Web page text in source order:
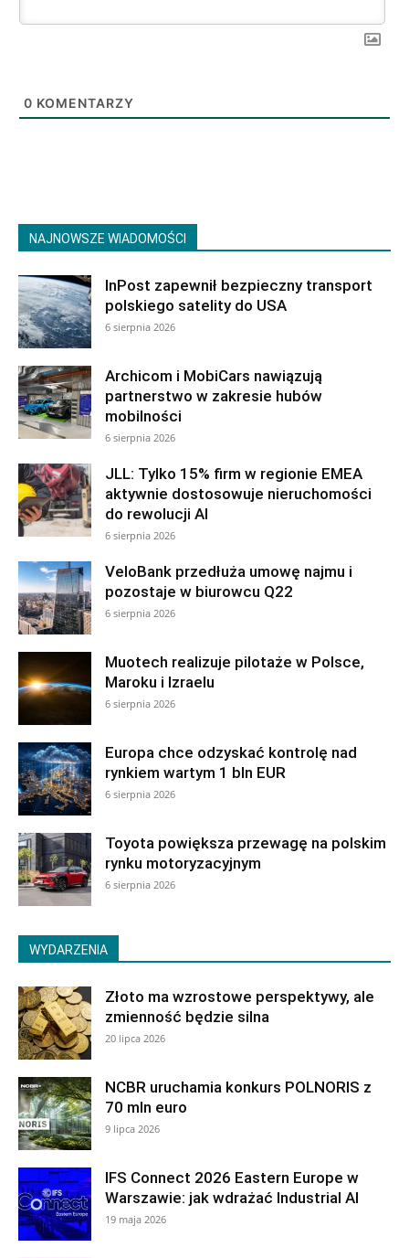
0 KOMENTARZY
NAJNOWSZE WIADOMOŚCI
InPost zapewnił bezpieczny transport
polskiego satelity do USA
6 sierpnia 2026
Archicom i MobiCars nawiązują
partnerstwo w zakresie hubów
mobilności
6 sierpnia 2026
JLL: Tylko 15% firm w regionie EMEA
aktywnie dostosowuje nieruchomości
do rewolucji AI
6 sierpnia 2026
VeloBank przedłuża umowę najmu i
pozostaje w biurowcu Q22
6 sierpnia 2026
Muotech realizuje pilotaże w Polsce,
Maroku i Izraelu
6 sierpnia 2026
Europa chce odzyskać kontrolę nad
rynkiem wartym 1 bln EUR
6 sierpnia 2026
Toyota powiększa przewagę na polskim
rynku motoryzacyjnym
6 sierpnia 2026
WYDARZENIA
Złoto ma wzrostowe perspektywy, ale
zmienność będzie silna
20 lipca 2026
NCBR uruchamia konkurs POLNORIS z
70 mln euro
9 lipca 2026
IFS Connect 2026 Eastern Europe w
Warszawie: jak wdrażać Industrial AI
19 maja 2026